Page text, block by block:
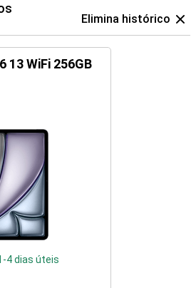
Elimina histórico
13 WiFi 256GB
4 dias úteis